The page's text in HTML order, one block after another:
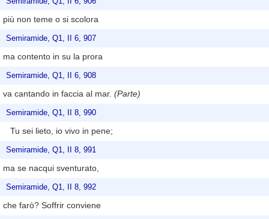
più non teme o si scolora
Semiramide, Q1, II 6, 907
ma contento in su la prora
Semiramide, Q1, II 6, 908
va cantando in faccia al mar. (Parte)
Semiramide, Q1, II 8, 990
Tu sei lieto, io vivo in pene;
Semiramide, Q1, II 8, 991
ma se nacqui sventurato,
Semiramide, Q1, II 8, 992
che farò? Soffrir conviene